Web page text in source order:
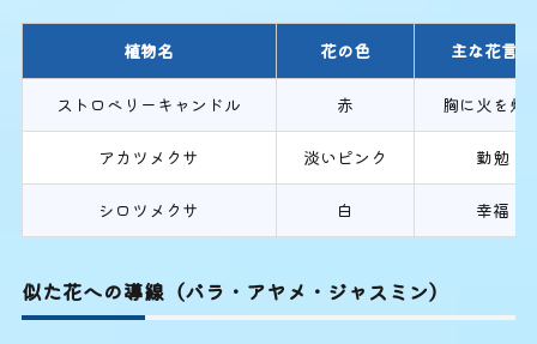
植物名 花の色 主な花言葉
ストロベリーキャンドル 赤 胸に火を灯
アカツメクサ 淡いピンク 勤勉
シロツメクサ 白 幸福
似た花への導線（バラ・アヤメ・ジャスミン）